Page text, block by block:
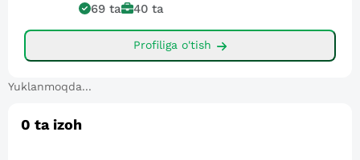
69 ta 40 ta
Profiliga o'tish
Yuklanmoqda...
0 ta izoh